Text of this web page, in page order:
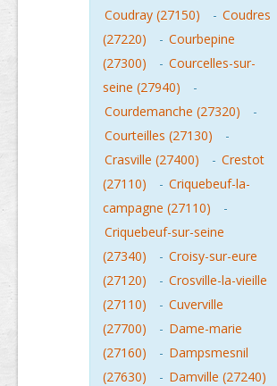
Coudray (27150)
- Coudres
(27220)
- Courbepine
(27300)
- Courcelles-sur-
seine (27940)
-
Courdemanche (27320)
-
Courteilles (27130)
-
Crasville (27400)
- Crestot
(27110)
- Criquebeuf-la-
campagne (27110)
-
Criquebeuf-sur-seine
(27340)
- Croisy-sur-eure
(27120)
- Crosville-la-vieille
(27110)
- Cuverville
(27700)
- Dame-marie
(27160)
- Dampsmesnil
(27630)
- Damville (27240)